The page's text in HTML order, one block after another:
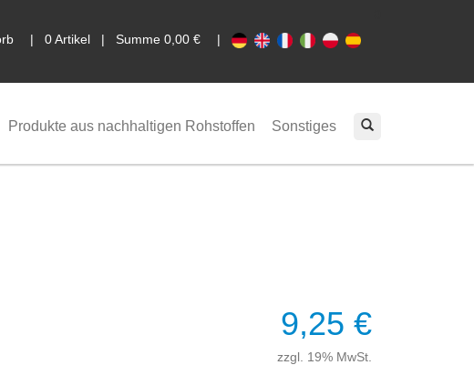
| 0 Artikel | Summe 0,00 € |
Produkte aus nachhaltigen Rohstoffen Sonstiges
9,25 €
zzgl. 19% MwSt.